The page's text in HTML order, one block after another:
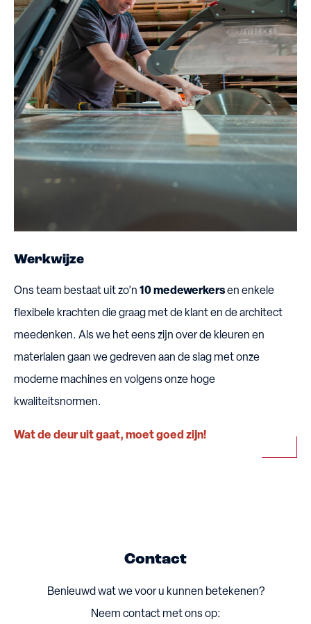
Werkwijze
Ons team bestaat uit zo’n 10 medewerkersen enkele
flexibele krachten die graag met de klant en de architect
meedenken. Als we het eens zijn over de kleuren en
materialen gaan we gedreven aan de slag met onze
moderne machines en volgens onze hoge
kwaliteitsnormen.
Wat de deur uit gaat, moet goed zijn!
Contact
Benieuwd wat we voor u kunnen betekenen?
Neem contact met ons op: